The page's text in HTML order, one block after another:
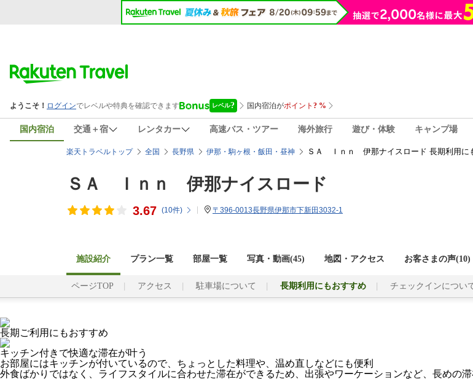
国内宿泊 交通＋宿 レンタカー 高速バス・ツアー 海外旅行 遊び・体験 キャンプ場
楽天トラベルトップ 全国 長野県 伊那・駒ヶ根・飯田・昼神 ＳＡ Ｉｎｎ 伊那ナイスロード 長期利用に
ＳＡ Ｉｎｎ 伊那ナイスロード
3.67 (10件) 〒396-0013長野県伊那市下新田3032-1
施設紹介 プラン一覧 部屋一覧 写真・動画(45) 地図・アクセス お客さまの声(10)
ページTOP アクセス 駐車場について 長期利用にもおすすめ チェックインについ
長期ご利用にもおすすめ
キッチン付きで快適な滞在が叶う
お部屋にはキッチンが付いているので、ちょっとした料理や、温め直しなどにも便利
外食ばかりではなく、ライフスタイルに合わせた滞在ができるため、出張やワーケーションなど、長めの滞